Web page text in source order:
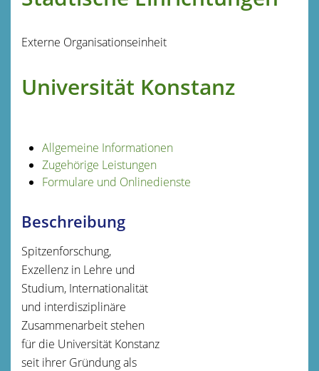
Externe Organisationseinheit
Universität Konstanz
Allgemeine Informationen
Zugehörige Leistungen
Formulare und Onlinedienste
Beschreibung
Spitzenforschung,
Exzellenz in Lehre und
Studium, Internationalität
und interdisziplinäre
Zusammenarbeit stehen
für die Universität Konstanz
seit ihrer Gründung als